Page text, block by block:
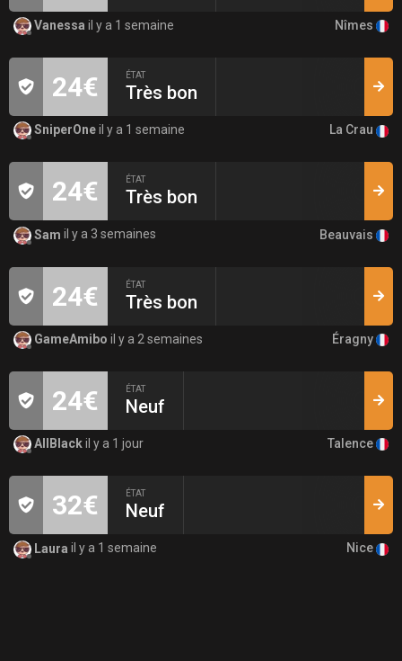
Vanessa il y a 1 semaine Nîmes
24€ ÉTAT
Très bon
SniperOneil y a 1 semaine La Crau
24€ ÉTAT
Très bon
Sam il y a 3 semaines Beauvais
24€ ÉTAT
Très bon
GameAmibo il y a 2 semaines Éragny
24€ ÉTAT
Neuf
AllBlackil y a 1 jour Talence
32€ ÉTAT
Neuf
Laura il y a 1 semaine Nice